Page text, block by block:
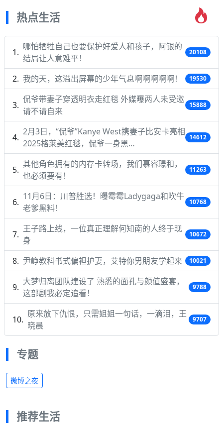
热点生活
哪怕牺牲自己也要保护好爱人和孩子，阿银的
结局让人意难平！
20108
我的天，这溢出屏幕的少年气息啊啊啊啊啊！ 19530
侃爷带妻子穿透明衣走红毯 外媒曝两人未受邀
请不请自来
15888
2月3日，“侃爷”Kanye West携妻子比安卡亮相
2025格莱美红毯，侃爷一身黑…
14612
其他角色拥有的内存卡转场，我们慕容璟和，
也必须要有！
11263
11月6日：川普胜选！曝霉霉Ladygaga和吹牛
老爹黑料！
10768
王子路上线，一位真正理解何知南的人终于现
身
10672
尹峥教科书式偏袒护妻，艾特你男朋友学起来 10021
大梦归离团队建设了 熟悉的面孔与颜值盛宴，
这部剧我必定追看！
9788
原来放下仇恨，只需姐姐一句话，一滴泪，王
晓晨
9707
专题
微博之夜
推荐生活